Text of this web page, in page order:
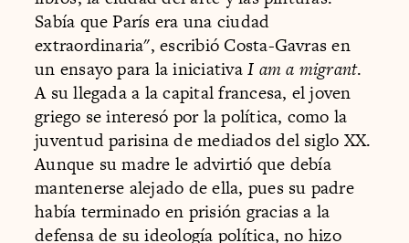
Sabía que París era una ciudad
extraordinaria", escribió Costa-Gavras en
un ensayo para la iniciativaI am a migrant.
A su llegada a la capital francesa, el joven
griego se interesó por la política, como la
juventud parisina de mediados del siglo XX.
Aunque su madre le advirtió que debía
mantenerse alejado de ella, pues su padre
había terminado en prisión gracias a la
defensa de su ideología política, no hizo